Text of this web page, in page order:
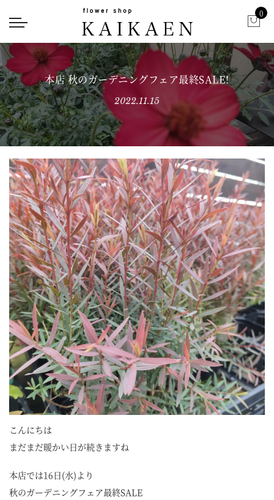
0
本店 秋のガーデニングフェア最終SALE!
2022.11.15
こんにちは
まだまだ暖かい日が続きますね
本店では16日(水)より
秋のガーデニングフェア最終SALE